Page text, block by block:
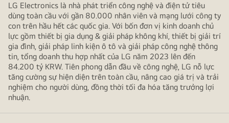
LG Electronics là nhà phát triển công nghệ và điện tử tiêu
dùng toàn cầu với gần 80.000 nhân viên và mạng lưới công ty
con trên hầu hết các quốc gia. Với bốn đơn vị kinh doanh chủ
lực gồm thiết bị gia dụng & giải pháp không khí, thiết bị giải trí
gia đình, giải pháp linh kiện ô tô và giải pháp công nghệ thông
tin, tổng doanh thu hợp nhất của LG năm 2023 lên đến
84.200 tỷ KRW. Tiên phong dẫn đầu về công nghệ, LG nỗ lực
tăng cường sự hiện diện trên toàn cầu, nâng cao giá trị và trải
nghiệm cho người dùng, đồng thời tối đa hóa tăng trưởng lợi
nhuận.